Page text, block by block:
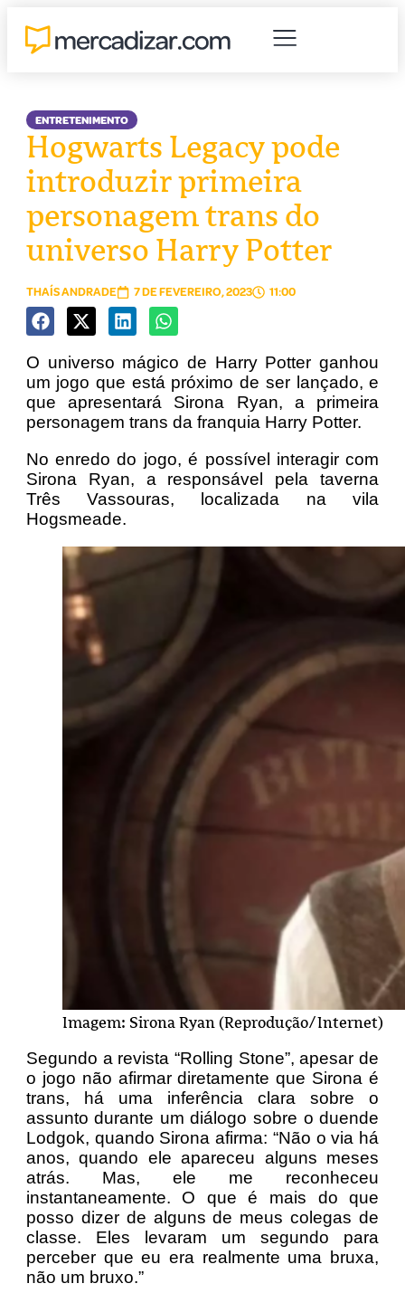
ENTRETENIMENTO
Hogwarts Legacy pode
introduzir primeira
personagem trans do
universo Harry Potter
THAÍS ANDRADE 7 DE FEVEREIRO, 2023 11:00
O universo mágico de Harry Potter ganhou
um jogo que está próximo de ser lançado, e
que apresentará Sirona Ryan, a primeira
personagem trans da franquia Harry Potter.
No enredo do jogo, é possível interagir com
Sirona Ryan, a responsável pela taverna
Três Vassouras, localizada na vila
Hogsmeade.
Imagem: Sirona Ryan (Reprodução/Internet)
Segundo a revista “Rolling Stone”, apesar de
o jogo não afirmar diretamente que Sirona é
trans, há uma inferência clara sobre o
assunto durante um diálogo sobre o duende
Lodgok, quando Sirona afirma: “Não o via há
anos, quando ele apareceu alguns meses
atrás. Mas, ele me reconheceu
instantaneamente. O que é mais do que
posso dizer de alguns de meus colegas de
classe. Eles levaram um segundo para
perceber que eu era realmente uma bruxa,
não um bruxo.”